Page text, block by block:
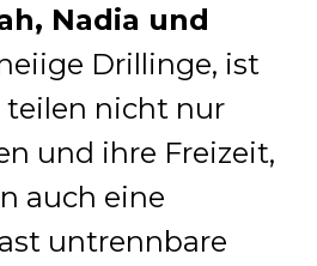
Nadia und
Drillinge, ist
teilen nicht nur
und ihre Freizeit,
auch eine
untrennbare